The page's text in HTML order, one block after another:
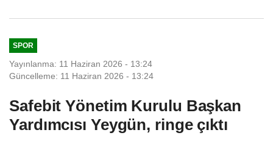
SPOR
Yayınlanma: 11 Haziran 2026 - 13:24
Güncelleme: 11 Haziran 2026 - 13:24
Safebit Yönetim Kurulu Başkan
Yardımcısı Yeygün, ringe çıktı